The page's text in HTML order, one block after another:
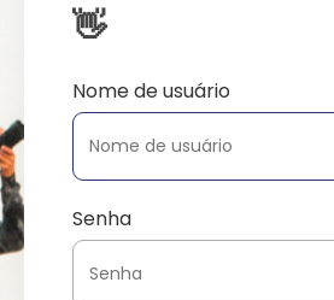
👋
Nome de usuário
Senha